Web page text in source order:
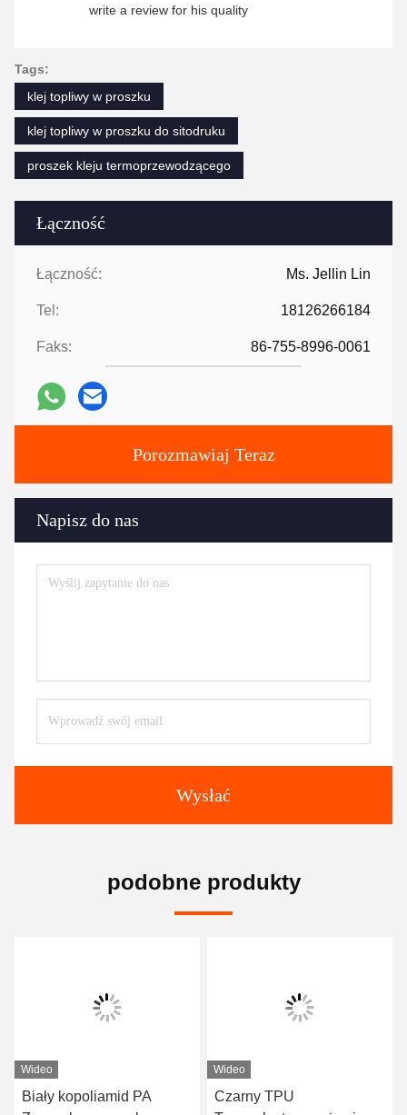
Łączność
Łączność: Ms. Jellin Lin
Tel: 18126266184
Faks: 86-755-8996-0061
Porozmawiaj Teraz
Napisz do nas
Wysłać
write a review for his quality
Tags:
klej topliwy w proszku
klej topliwy w proszku do sitodruku
proszek kleju termoprzewodzącego
podobne produkty
Wideo
Biały kopoliamid PA
Wideo
Czarny TPU